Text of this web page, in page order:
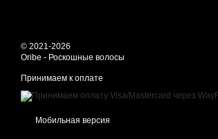
© 2021-2026
Oribe - Роскошные волосы
Принимаем к оплате
Мобильная версия